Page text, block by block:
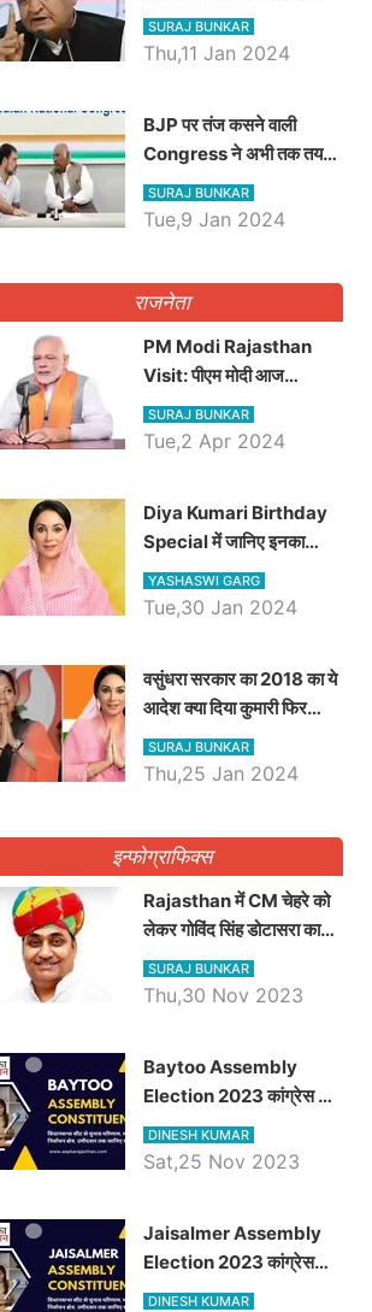
अयोध्या, करेंगे रामलला के दर्शन
SURAJ BUNKAR
Thu,11 Jan 2024
BJP पर तंज कसने वाली
Congress ने अभी तक तय
नहीं किया नेता प्रतिपक्ष, जानें
कौन होगा दावेदार
SURAJ BUNKAR
Tue,9 Jan 2024
राजनेता
PM Modi Rajasthan
Visit: पीएम मोदी आज
राजस्थान में कोटपूतली में करेंगे
विशाल रैली, एक सभा से 8 सीटों
SURAJ BUNKAR
Tue,2 Apr 2024
Diya Kumari Birthday
Special में जानिए इनका
राजकुमारी से राजस्थान की
डिप्टी सीएम बनने तक का सफर,
YASHASWI GARG
Tue,30 Jan 2024
वसुंधरा सरकार का 2018 का ये
आदेश क्या दिया कुमारी फिर
करेंगी लागू? कांग्रेस सरकार ने
किया था निरस्त
SURAJ BUNKAR
Thu,25 Jan 2024
इन्फोग्राफिक्स
Rajasthan में CM चेहरे को
लेकर गोविंद सिंह डोटासरा का
बड़ा बयान आया सामने, जानें
विचार
SURAJ BUNKAR
Thu,30 Nov 2023
Baytoo Assembly
Election 2023 कांग्रेस से
हरीश चौधरी तो बालाराम मुंड होंगे
भाजपा उम्मीदवार, जानिये बायतू
DINESH KUMAR
Sat,25 Nov 2023
​​​​​​​Jaisalmer Assembly
Election 2023 कांग्रेस
रूपा राम मेघवाल तो छोटु सिंह
DINESH KUMAR